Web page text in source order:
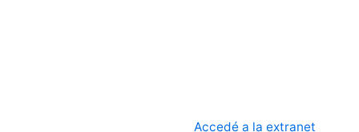
Accedé a la extranet